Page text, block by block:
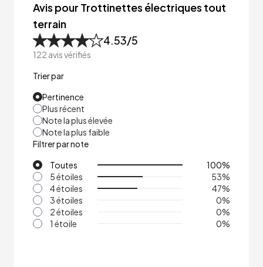
Avis pour Trottinettes électriques tout
terrain
4.53/5
122 avis vérifiés
Trier par
Pertinence
Plus récent
Note la plus élevée
Note la plus faible
Filtrer par note
Toutes
100%
5 étoiles
53%
4 étoiles
47%
3 étoiles
0%
2 étoiles
0%
1 étoile
0%